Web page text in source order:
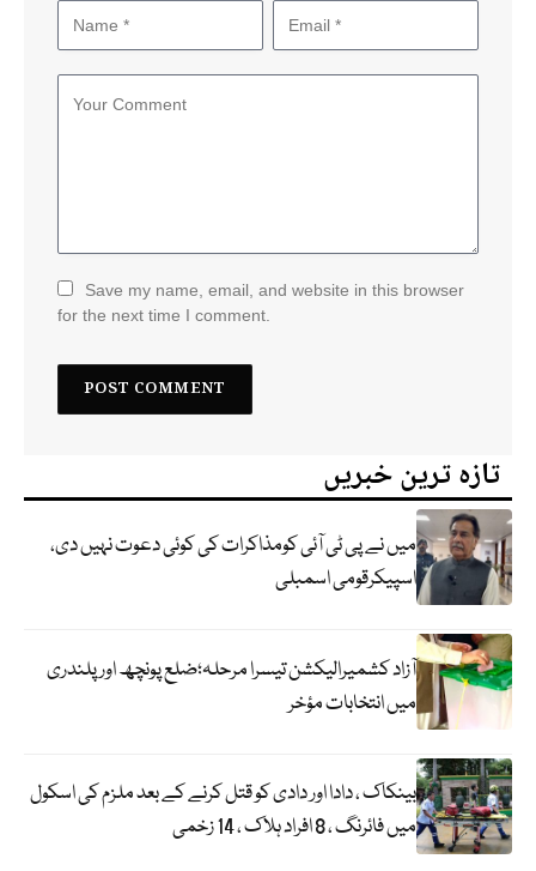
Save my name, email, and website in this browser
for the next time I comment.
تازہ ترین خبریں
میں نے پی ٹی آئی کومذاکرات کی کوئی دعوت نہیں دی،
اسپیکرقومی اسمبلی
آزاد کشمیرالیکشن تیسرا مرحلہ؛ضلع پونچھ اور پلندری
میں انتخابات مؤخر
بینکاک ، دادا اور دادی کو قتل کرنے کے بعد ملزم کی اسکول
میں فائرنگ ، 8 افراد ہلاک ، 14 زخمی